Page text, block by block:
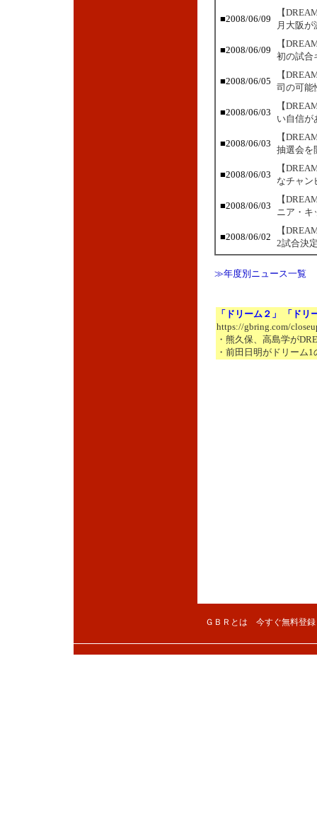
■2008/06/09
【
月大阪が
■2008/06/09
【
初の試合
■2008/06/05
【
司の可能
■2008/06/03
【
い自信が
■2008/06/03
【
抽選会を
■2008/06/03
【
なチャン
■2008/06/03
【
ニア・キ
■2008/06/02
【
2試合決
≫年度別ニュース一覧
「ドリーム２」 「ドリ
https://gbring.com/
・熊久保、高島学が
・前田日明がドリーム
ＧＢＲとは 今すぐ無料登録